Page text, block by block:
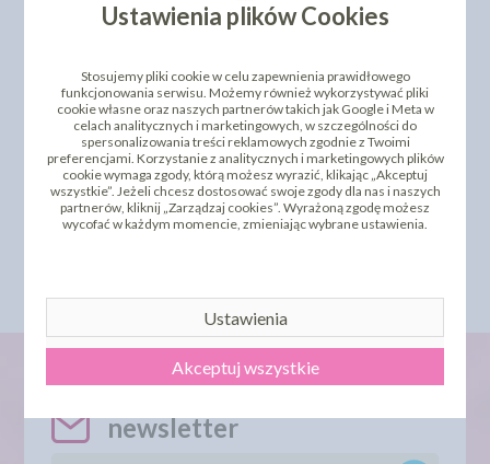
GOŹDZIKI CAŁE
cena:3,31 zł
SZAFRAN ORYGINALNY -
KOTANYI
cena:7,29 zł
newsletter
Ustawienia plików Cookies
Stosujemy pliki cookie w celu zapewnienia prawidłowego
funkcjonowania serwisu. Możemy również wykorzystywać pliki
cookie własne oraz naszych partnerów takich jak Google i Meta w
celach analitycznych i marketingowych, w szczególności do
spersonalizowania treści reklamowych zgodnie z Twoimi
preferencjami. Korzystanie z analitycznych i marketingowych plików
cookie wymaga zgody, którą możesz wyrazić, klikając „Akceptuj
wszystkie”. Jeżeli chcesz dostosować swoje zgody dla nas i naszych
partnerów, kliknij „Zarządzaj cookies”. Wyrażoną zgodę możesz
wycofać w każdym momencie, zmieniając wybrane ustawienia.
Ustawienia
Akceptuj wszystkie